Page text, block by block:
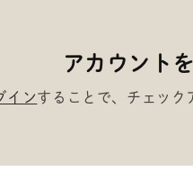
アカウント
インすることで、チェック